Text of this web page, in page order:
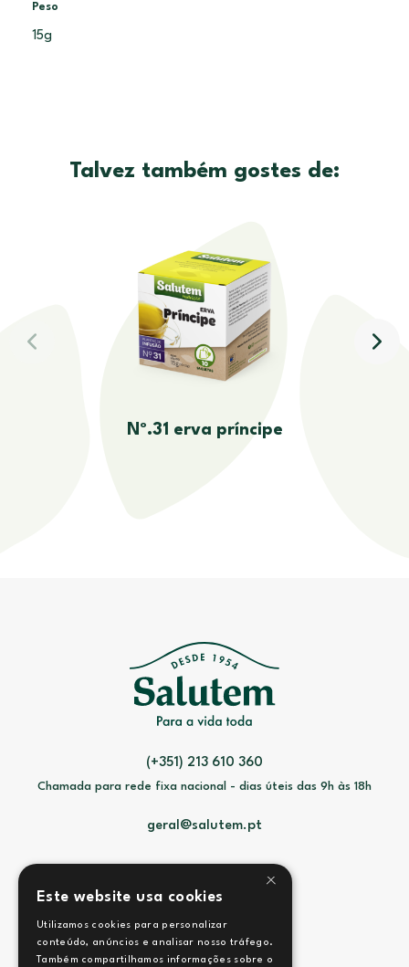
Peso
15g
Talvez também gostes de:
Nº.31 erva príncipe
(+351) 213 610 360
Chamada para rede fixa nacional - dias úteis das 9h às 18h
geral@salutem.pt
×
Este website usa cookies
Utilizamos cookies para personalizar
conteúdo, anúncios e analisar nosso tráfego.
Também compartilhamos informações sobre o